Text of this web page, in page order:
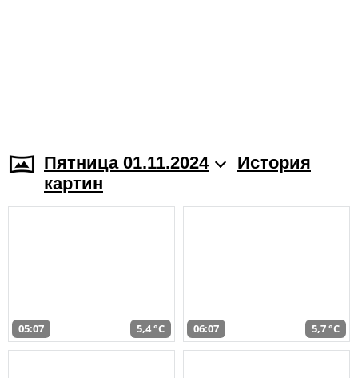
Пятница 01.11.2024
История
картин
05:07 5,4 °C 06:07 5,7 °C